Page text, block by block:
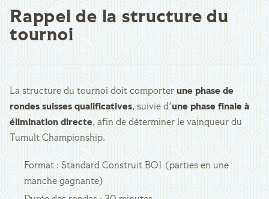
Rappel de la structure du
tournoi
La structure du tournoi doit comporterune phase de
rondes suisses qualificatives, suivie d'une phase finale à
élimination directe, afin de déterminer le vainqueur du
Tumult Championship.
Format : Standard Construit BO1 (parties en une
manche gagnante)